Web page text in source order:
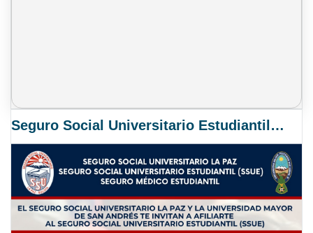
Seguro Social Universitario Estudiantil SSUE